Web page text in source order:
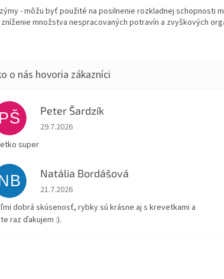
- môžu byť použité na posilnenie rozkladnej schopnosti
zníženie množstva nespracovaných potravín a zvyškových
PŠ Peter Šardzík
Hodnotenie obchodu je 5 z 5 hviezdičiek.
29.7.2026
super
Natália Bordášová
Hodnotenie obchodu je 5 z 5 hviezdičiek.
21.7.2026
dobrá skúsenosť, rybky sú krásne aj s krevetkami a
raz ďakujem :).